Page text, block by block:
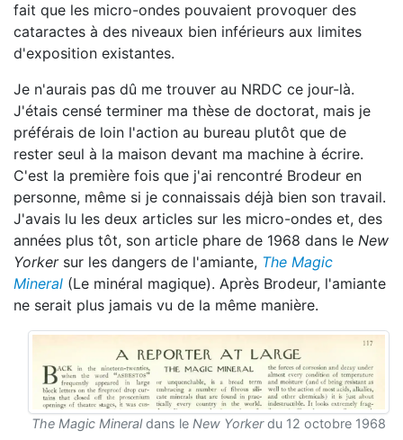
fait que les micro-ondes pouvaient provoquer des
cataractes à des niveaux bien inférieurs aux limites
d'exposition existantes.
Je n'aurais pas dû me trouver au NRDC ce jour-là.
J'étais censé terminer ma thèse de doctorat, mais je
préférais de loin l'action au bureau plutôt que de
rester seul à la maison devant ma machine à écrire.
C'est la première fois que j'ai rencontré Brodeur en
personne, même si je connaissais déjà bien son travail.
J'avais lu les deux articles sur les micro-ondes et, des
années plus tôt, son article phare de 1968 dans le New
Yorkersur les dangers de l'amiante, The Magic
Mineral (Le minéral magique). Après Brodeur, l'amiante
ne serait plus jamais vu de la même manière.
The Magic Mineraldans le New Yorkerdu 12 octobre 1968